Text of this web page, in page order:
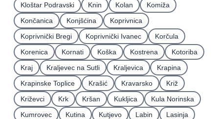
Kloštar Podravski
Knin Kolan
Komiža
Končanica
Konjšćina
Koprivnica
Koprivnički Bregi
Koprivnički Ivanec
Korčula
Korenica
Kornati Koška Kostrena
Kotoriba
Kraj
Kraljevec na Sutli Kraljevica
Krapina
Krapinske Toplice
Krašić Kravarsko
Križ
Križevci
Krk Kršan Kukljica
Kula Norinska
Kumrovec
Kutina Kutjevo Labin
Lasinja